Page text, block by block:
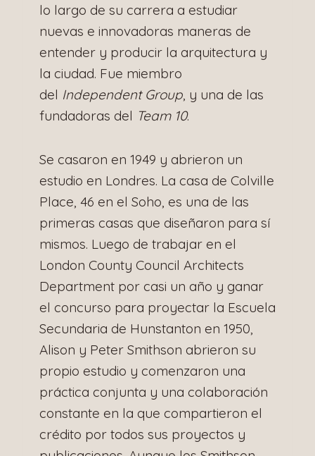
lo largo de su carrera a estudiar
nuevas e innovadoras maneras de
entender y producir la arquitectura y
la ciudad. Fue miembro
del Independent Group , y una de las
fundadoras del Team 10.
Se casaron en 1949 y abrieron un
estudio en Londres. La casa de Colville
Place, 46 en el Soho, es una de las
primeras casas que diseñaron para sí
mismos. Luego de trabajar en el
London County Council Architects
Department por casi un año y ganar
el concurso para proyectar la Escuela
Secundaria de Hunstanton en 1950,
Alison y Peter Smithson abrieron su
propio estudio y comenzaron una
práctica conjunta y una colaboración
constante en la que compartieron el
crédito por todos sus proyectos y